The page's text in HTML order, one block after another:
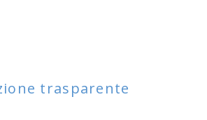
trasparente